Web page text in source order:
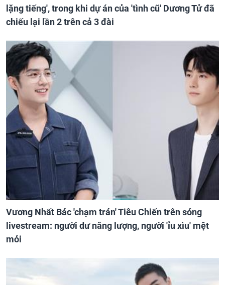
lặng tiếng', trong khi dự án của 'tình cũ' Dương Tử đã
chiếu lại lần 2 trên cả 3 đài
Vương Nhất Bác 'chạm trán' Tiêu Chiến trên sóng
livestream: người dư năng lượng, người 'ỉu xìu' mệt
mỏi